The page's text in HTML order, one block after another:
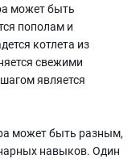
может быть
пополам и
котлета из
свежими
является
может быть разным,
навыков. Один